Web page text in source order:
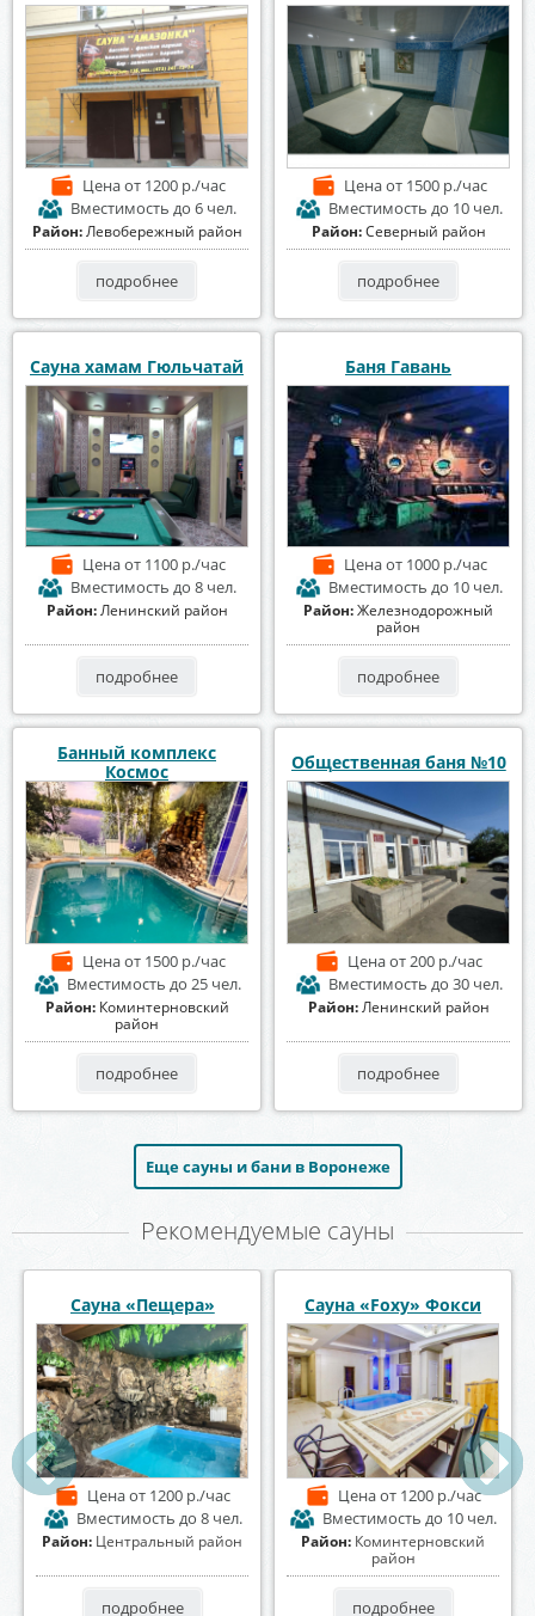
Ценаот 1200 р./час
Вместимость до 6 чел.
Район:Левобережный район
подробнее
Ценаот 1500 р./час
Вместимость до 10 чел.
Район:Северный район
подробнее
Сауна хамам Гюльчатай
Ценаот 1100 р./час
Вместимость до 8 чел.
Район:Ленинский район
подробнее
Баня Гавань
Ценаот 1000 р./час
Вместимость до 10 чел.
Район:Железнодорожный
район
подробнее
Банный комплекс
Космос
Ценаот 1500 р./час
Вместимость до 25 чел.
Район: Коминтерновский
район
подробнее
Общественная баня №10
Ценаот 200 р./час
Вместимость до 30 чел.
Район:Ленинский район
подробнее
Еще сауны и бани в Воронеже
Рекомендуемые сауны
«Foxy» Фокси
Ценаот 1200 р./час
Вместимостьдо 10 чел.
Коминтерновский
подробнее
Центр отдыха
Первомайский
Ценаот 1100 р./час
Вместимостьдо 15 чел.
Район: Советский район
подробнее
Сауна
Район: